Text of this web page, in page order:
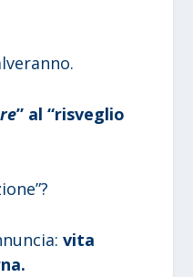
” al “risveglio
vita